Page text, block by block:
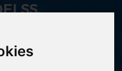
SS.
BORGO